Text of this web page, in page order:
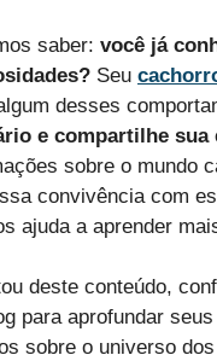
saber: você já
Seu
desses
e compartilhe sua
sobre o mundo
convivência com
ajuda a aprender
deste conteúdo,
para aprofundar seus
sobre o universo